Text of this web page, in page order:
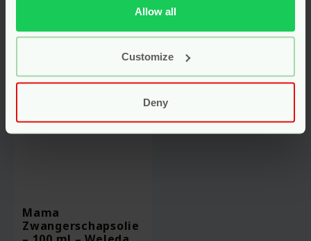
Allow all
Customize
Deny
Mama
Zwangerschapsolie